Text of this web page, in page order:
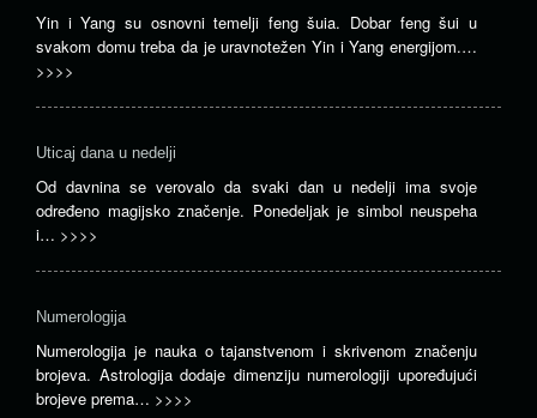
Yin i Yang su osnovni temelji feng šuia. Dobar feng šui u
svakom domu treba da je uravnotežen Yin i Yang energijom.…
>>>>
Uticaj dana u nedelji
Od davnina se verovalo da svaki dan u nedelji ima svoje
određeno magijsko značenje. Ponedeljak je simbol neuspeha
i… >>>>
Numerologija
Numerologija je nauka o tajanstvenom i skrivenom značenju
brojeva. Astrologija dodaje dimenziju numerologiji upoređujući
brojeve prema… >>>>